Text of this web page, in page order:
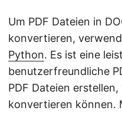
Um PDF Dateien in
konvertieren,
Python. Es ist eine
benutzerfreundliche
PDF Dateien
konvertieren können.